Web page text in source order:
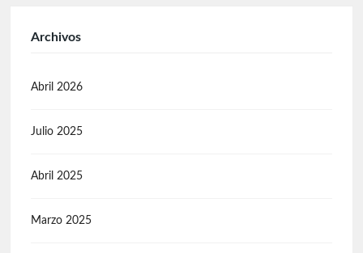
Archivos
Abril 2026
Julio 2025
Abril 2025
Marzo 2025